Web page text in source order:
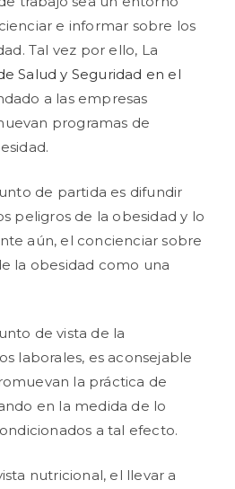
e informar sobre los
Tal vez por ello, La
Salud y Seguridad en el
a las empresas
programas de
de partida es difundir
peligros de la obesidad y lo
aún, el concienciar sobre
la obesidad como una
de vista de la
laborales, es aconsejable
la práctica de
en la medida de lo
a tal efecto.
nutricional, el llevar a